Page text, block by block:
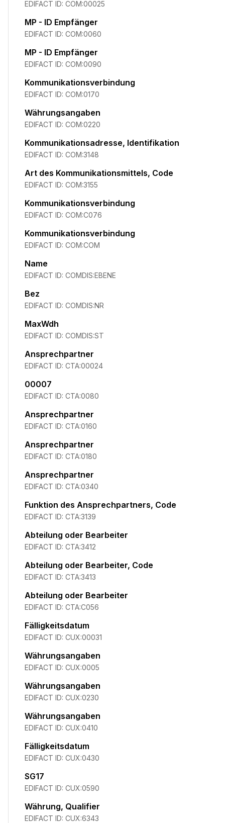
EDIFACT ID: COM:00025
MP - ID Empfänger
EDIFACT ID: COM:0060
MP - ID Empfänger
EDIFACT ID: COM:0090
Kommunikationsverbindung
EDIFACT ID: COM:0170
Währungsangaben
EDIFACT ID: COM:0220
Kommunikationsadresse, Identifikation
EDIFACT ID: COM:3148
Art des Kommunikationsmittels, Code
EDIFACT ID: COM:3155
Kommunikationsverbindung
EDIFACT ID: COM:C076
Kommunikationsverbindung
EDIFACT ID: COM:COM
Name
EDIFACT ID: COMDIS:EBENE
Bez
EDIFACT ID: COMDIS:NR
MaxWdh
EDIFACT ID: COMDIS:ST
Ansprechpartner
EDIFACT ID: CTA:00024
00007
EDIFACT ID: CTA:0080
Ansprechpartner
EDIFACT ID: CTA:0160
Ansprechpartner
EDIFACT ID: CTA:0180
Ansprechpartner
EDIFACT ID: CTA:0340
Funktion des Ansprechpartners, Code
EDIFACT ID: CTA:3139
Abteilung oder Bearbeiter
EDIFACT ID: CTA:3412
Abteilung oder Bearbeiter, Code
EDIFACT ID: CTA:3413
Abteilung oder Bearbeiter
EDIFACT ID: CTA:C056
Fälligkeitsdatum
EDIFACT ID: CUX:00031
Währungsangaben
EDIFACT ID: CUX:0005
Währungsangaben
EDIFACT ID: CUX:0230
Währungsangaben
EDIFACT ID: CUX:0410
Fälligkeitsdatum
EDIFACT ID: CUX:0430
SG17
EDIFACT ID: CUX:0590
Währung, Qualifier
EDIFACT ID: CUX:6343